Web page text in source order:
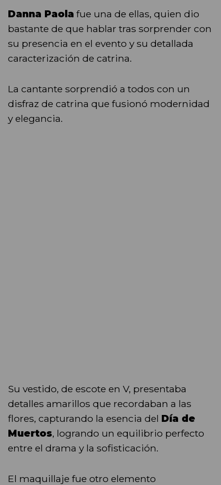
Danna Paola fue una de ellas, quien dio
bastante de que hablar tras sorprender con
su presencia en el evento y su detallada
caracterización de catrina.
La cantante sorprendió a todos con un
disfraz de catrina que fusionó modernidad
y elegancia.
Su vestido, de escote en V, presentaba
detalles amarillos que recordaban a las
flores, capturando la esencia del Día de
Muertos, logrando un equilibrio perfecto
entre el drama y la sofisticación.
El maquillaje fue otro elemento